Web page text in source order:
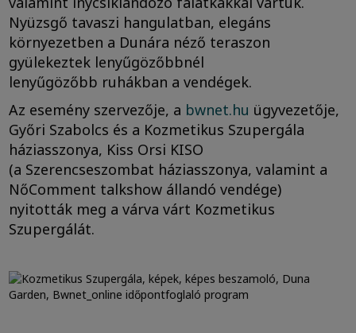
Nyüzsgő tavaszi hangulatban, elegáns
környezetben a Dunára néző teraszon
gyülekeztek lenyűgözőbbnél
lenyűgözőbb ruhákban a vendégek.
Az esemény szervezője, a bwnet.hu ügyvezetője,
Győri Szabolcs és a Kozmetikus Szupergála
háziasszonya, Kiss Orsi KISO
(a Szerencseszombat háziasszonya, valamint a
NőComment talkshow állandó vendége)
nyitották meg a várva várt Kozmetikus
Szupergálát.